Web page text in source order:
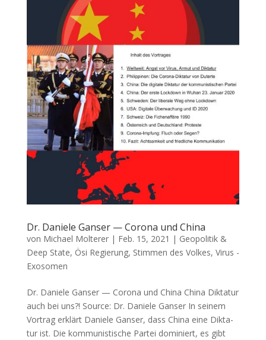
Dr. Daniele Ganser — Corona und China
von Michael Molterer| Feb. 15, 2021 | Geopolitik &
Deep State, Ösi Regierung, Stimmen des Volkes, Virus -
Exosomen
Dr. Daniele Ganser — Corona und China Chi­na Dik­ta­tur
auch bei uns?! Source: Dr. Danie­le Ganser In sei­nem
Vor­trag erklärt Danie­le Gan­ser, dass Chi­na eine Dik­ta­
tur ist. Die kom­mu­nis­ti­sche Par­tei domi­niert, es gibt